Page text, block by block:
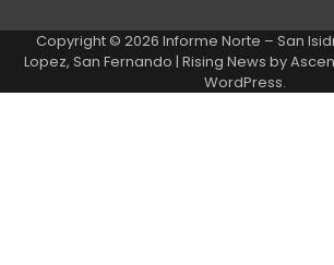
Copyright © 2026 Informe Norte – San
Lopez, San Fernando | Rising News by
WordPress.